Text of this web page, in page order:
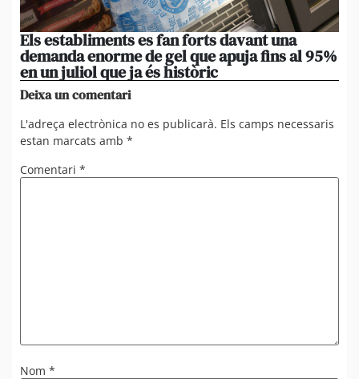
Els establiments es fan forts davant una
demanda enorme de gel que apuja fins al 95%
en un juliol que ja és històric
Deixa un comentari
L'adreça electrònica no es publicarà. Els camps necessaris
estan marcats amb *
Comentari *
Nom *